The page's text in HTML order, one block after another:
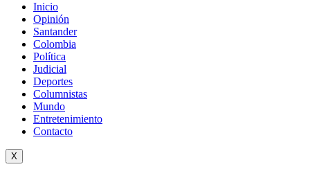
Inicio
Opinión
Santander
Colombia
Política
Judicial
Deportes
Columnistas
Mundo
Entretenimiento
Contacto
X